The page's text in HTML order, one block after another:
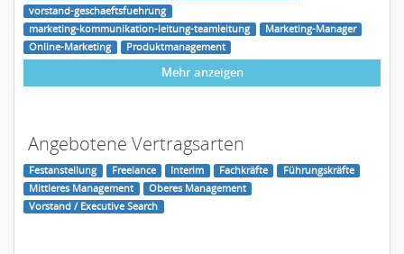
vorstand-geschaeftsfuehrung
marketing-kommunikation-leitung-teamleitung
Marketing-Manager
Online-Marketing
Produktmanagement
Mehr anzeigen
Angebotene Vertragsarten
Festanstellung Freelance Interim Fachkräfte
Führungskräfte
Mittleres Management
Oberes Management
Vorstand / Executive Search